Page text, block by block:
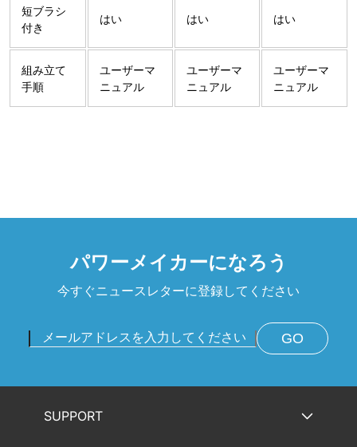
短ブラシ
付き
はい はい はい
組み立て
手順
ユーザーマ
ニュアル
ユーザーマ
ニュアル
ユーザーマ
ニュアル
パワーメイカーになろう
今すぐニュースレターに登録してください
GO
SUPPORT